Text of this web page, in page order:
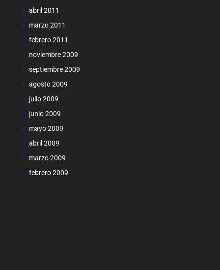
abril 2011
marzo 2011
febrero 2011
noviembre 2009
septiembre 2009
agosto 2009
julio 2009
junio 2009
mayo 2009
abril 2009
marzo 2009
febrero 2009